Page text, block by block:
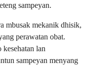
sampeyan.
mbusak mekanik dhisik,
perawatan obat.
lan
sampeyan menyang